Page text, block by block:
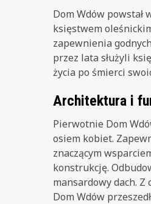
Dom Wdów
księstwem
zapewnienia
przez lata służyli
życia po śmierci
Architektura i
Pierwotnie Dom
osiem kobiet.
znaczącym
konstrukcję.
mansardowy dach.
Dom Wdów